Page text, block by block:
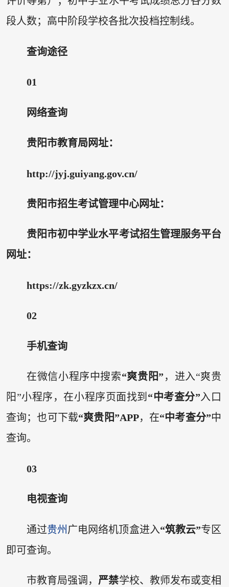
段人数；高中阶段学校各批次投档控制线。
查询途径
01
网络查询
贵阳市教育局网址：
http://jyj.guiyang.gov.cn/
贵阳市招生考试管理中心网址：
贵阳市初中学业水平考试招生管理服务平台
网址：
https://zk.gyzkzx.cn/
02
手机查询
在微信小程序中搜索“爽贵阳” ，进入“爽贵
阳”小程序，在小程序页面找到 “中考查分”入口
查询；也可下载“爽贵阳”APP，在“中考查分”中
查询。
03
电视查询
通过贵州 广电网络机顶盒进入“筑教云”专区
即可查询。
市教育局强调， 严禁学校、教师发布或变相